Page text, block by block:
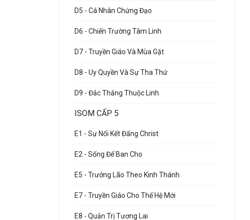
D5 - Cá Nhân Chứng Đạo
D6 - Chiến Trường Tâm Linh
D7 - Truyền Giáo Và Mùa Gặt
D8 - Uy Quyền Và Sự Tha Thứ
D9 - Đắc Thắng Thuộc Linh
ISOM CẤP 5
E1 - Sự Nối Kết Đấng Christ
E2 - Sống Để Ban Cho
E5 - Trưởng Lão Theo Kinh Thánh
E7 - Truyền Giáo Cho Thế Hệ Mới
E8 - Quản Trị Tương Lai